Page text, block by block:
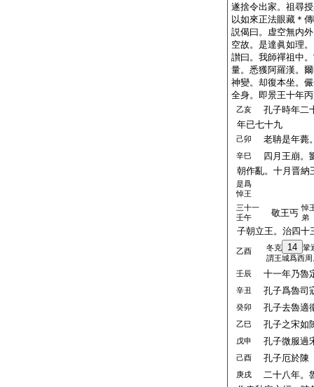
遂捨令出家。祖尋
以如來正法眼藏＊
説偈曰。虚空無内
空故。是達眞如理
讃曰。我師禪祖中
量。悉獲阿羅漢。
神變。却復本坐。
全身。即景王十年
乙亥
孔子時年二
年已七十九
己卯 老聃是年薨
辛巳
四月王崩。
朝作亂。十月晋納
是爲
悼王
三十一
壬午
敬王丐 悼
弟
子朝立王。治四十
乙酉 冬克 14
鞏
謂王城爲西
壬辰
十一年乃魯
辛丑 孔子爲魯司
癸卯 孔子去魯適
乙巳 孔子之宋如
戊申 孔子微服過
己酉 孔子厄於陳
庚戌
二十八年。